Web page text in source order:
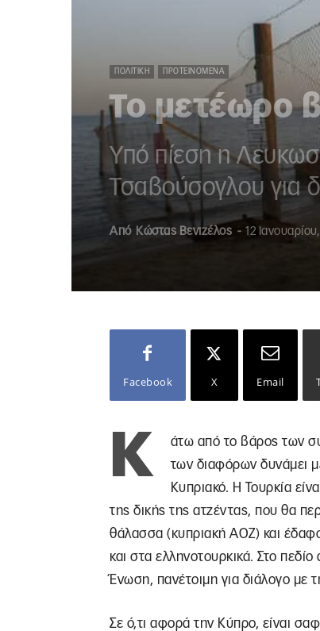
ΠΟΛΙΤΙΚΉ ΠΡΟΤΕΙΝΌΜΕΝΑ
Το μετέωρο
Υπό πίεση η
Τσαβούσογλου για
Από Κώστας Βενιζέλος - 12
Facebook X Email
Κ
άτω από το βάρος των
των διαφόρων δυνάμει
Κυπριακό. Η Τουρκία
της δικής της ατζέντας, που θα
θάλασσα (κυπριακή ΑΟΖ) και
και στα ελληνοτουρκικά. Στο
Ένωση, πανέτοιμη για διάλογο με
Σε ό,τι αφορά την Κύπρο, είναι